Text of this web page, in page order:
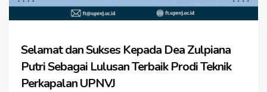
Selamat dan Sukses Kepada Dea Zulpiana
Putri Sebagai Lulusan Terbaik Prodi Teknik
Perkapalan UPNVJ